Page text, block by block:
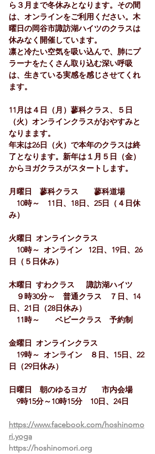
ら３月まで冬休みとなります。その間
は、オンラインをご利用ください。木
曜日の岡谷市諏訪湖ハイツのクラスは
休みなく開催しています。
凛と冷たい空気を吸い込んで、肺にプ
ラーナをたくさん取り込む深い呼吸
は、生きている実感を感じさせてくれ
ます。
11月は４日（月）蓼科クラス、５日
（火）オンラインクラスがおやすみと
なりまます。
年末は26日（火）で本年のクラスは終
了となります。新年は１月５日（金）
からヨガクラスがスタートします。
月曜日　蓼科クラス　　蓼科道場
10時～　11日、18日、25日（４日休
み）
火曜日  オンラインクラス
10時～  オンライン   12日、19日、26
日（５日休み）
木曜日  すわクラス　  諏訪湖ハイツ
９時30分～　普通クラス　７日、14
日、21日（28日休み）
11時～　　ベビークラス　予約制
金曜日  オンラインクラス
19時～  オンライン
８日、15日、22
日
（29日休み）
日曜日　朝のゆるヨガ　　市内会場
9時15分～10時15分　10日、24日
https://www.facebook.com/hoshinomo
ri.yoga
https://hoshinomori.org